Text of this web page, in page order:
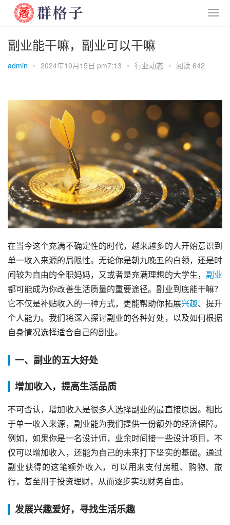
副业能干嘛，副业可以干嘛
admin • 2024年10月15日 pm7:13 • 行业动态 • 阅读 642
在当今这个充满不确定性的时代，越来越多的人开始意识到
单一收入来源的局限性。无论你是朝九晚五的白领，还是时
间较为自由的全职妈妈，又或者是充满理想的大学生， 副业
都可能成为你改善生活质量的重要途径。副业到底能干嘛？
它不仅是补贴收入的一种方式，更能帮助你拓展兴趣、提升
个人能力。我们将深入探讨副业的各种好处，以及如何根据
自身情况选择适合自己的副业。
一、副业的五大好处
增加收入，提高生活品质
不可否认，增加收入是很多人选择副业的最直接原因。相比
于单一收入来源，副业能为我们提供一份额外的经济保障。
例如，如果你是一名设计师，业余时间接一些设计项目，不
仅可以增加收入，还能为自己的未来打下坚实的基础。通过
副业获得的这笔额外收入，可以用来支付房租、购物、旅
行，甚至用于投资理财，从而逐步实现财务自由。
发展兴趣爱好，寻找生活乐趣